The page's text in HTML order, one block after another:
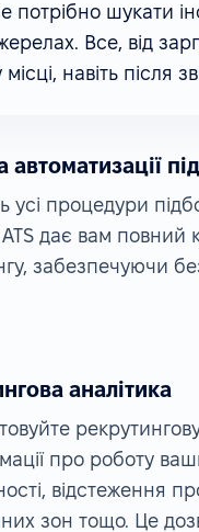
потрібно шукати
Все, від
навіть після
автоматизації
усі процедури
дає вам повний
забезпечуючи
аналітика
про роботу
відстеження
зон тощо. Це